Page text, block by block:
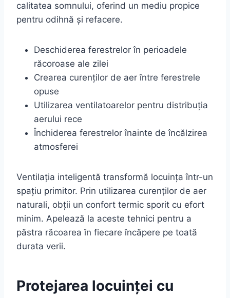
calitatea somnului, oferind un mediu propice
pentru odihnă și refacere.
Deschiderea ferestrelor în perioadele
răcoroase ale zilei
Crearea curenților de aer între ferestrele
opuse
Utilizarea ventilatoarelor pentru distribuția
aerului rece
Închiderea ferestrelor înainte de încălzirea
atmosferei
Ventilația inteligentă transformă locuința într-un
spațiu primitor. Prin utilizarea curenților de aer
naturali, obții un confort termic sporit cu efort
minim. Apelează la aceste tehnici pentru a
păstra răcoarea în fiecare încăpere pe toată
durata verii.
Protejarea locuinței cu